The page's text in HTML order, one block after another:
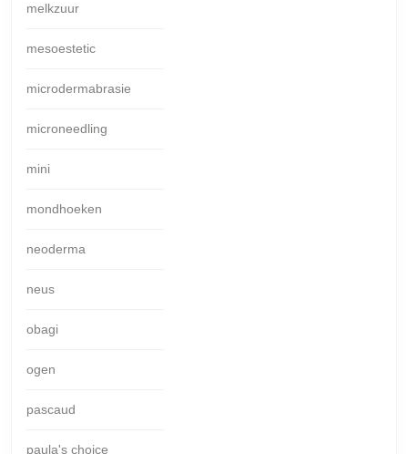
melkzuur
mesoestetic
microdermabrasie
microneedling
mini
mondhoeken
neoderma
neus
obagi
ogen
pascaud
paula's choice